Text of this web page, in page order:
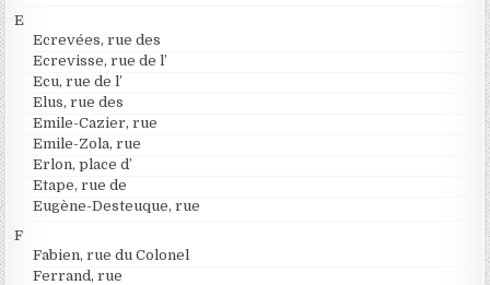
E
Ecrevées, rue des
Ecrevisse, rue de l’
Ecu, rue de l’
Elus, rue des
Emile-Cazier, rue
Emile-Zola, rue
Erlon, place d’
Etape, rue de
Eugène-Desteuque, rue
F
Fabien, rue du Colonel
Ferrand, rue